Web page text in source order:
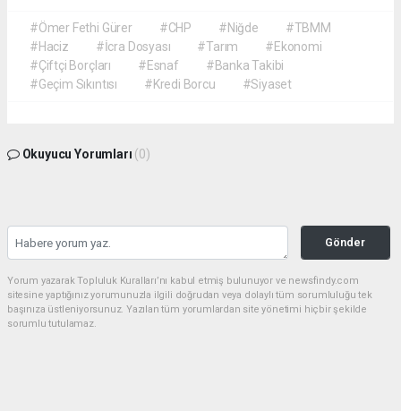
#Ömer Fethi Gürer #CHP #Niğde
#TBMM
#Haciz
#İcra Dosyası #Tarım
#Ekonomi
#Çiftçi Borçları
#Esnaf
#Banka Takibi
#Geçim Sıkıntısı
#Kredi Borcu #Siyaset
Okuyucu Yorumları (0)
Gönder
Yorum yazarak Topluluk Kuralları’nı kabul etmiş bulunuyor ve newsfindy.com
sitesine yaptığınız yorumunuzla ilgili doğrudan veya dolaylı tüm sorumluluğu tek
başınıza üstleniyorsunuz. Yazılan tüm yorumlardan site yönetimi hiçbir şekilde
sorumlu tutulamaz.